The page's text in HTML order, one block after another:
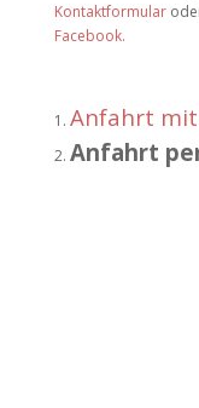
Kontaktformular
Facebook.
Anfahrt mit
Anfahrt